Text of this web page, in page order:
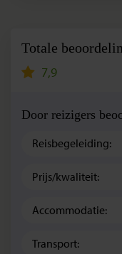
Totale
7,9
Door reizigers
Reisbegeleiding:
Prijs/kwaliteit:
Accommodatie:
Transport: